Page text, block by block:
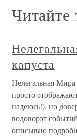
Читайте
капуста
Нелегальная
просто
надеюсь!), но
водоворот
описываю